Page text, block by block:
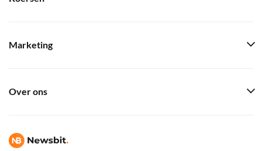
Marketing
Over ons